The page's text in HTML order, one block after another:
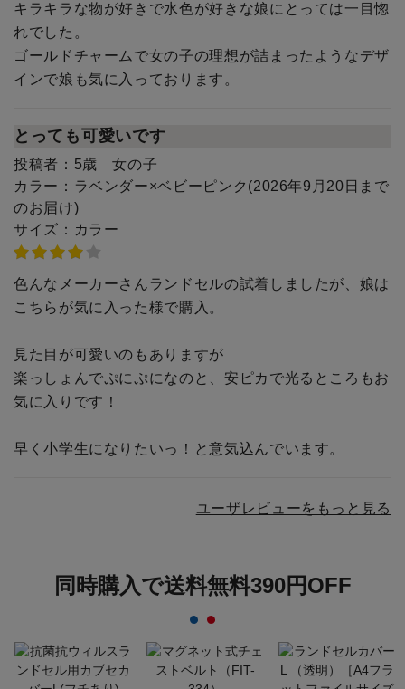
キラキラな物が好きで水色が好きな娘にとっては一目惚
れでした。
ゴールドチャームで女の子の理想が詰まったようなデザ
インで娘も気に入っております。
とっても可愛いです
投稿者： 5歳 女の子
カラー： ラベンダー×ベビーピンク(2026年9月20日まで
のお届け)
サイズ： カラー
色んなメーカーさんランドセルの試着しましたが、娘は
こちらが気に入った様で購入。
見た目が可愛いのもありますが
楽っしょんでぷにぷになのと、安ピカで光るところもお
気に入りです！
早く小学生になりたいっ！と意気込んでいます。
ユーザレビューをもっと見る
同時購入で送料無料390円OFF